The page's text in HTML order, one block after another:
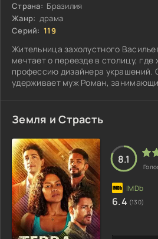
Страна: Бразилия
Жанр: драма
Серий: 119
Жительница захолустного
мечтает о переезде в столицу, где
профессию дизайнера украшений.
удерживает муж Роман,
весьма опасным людям...
Земля и Страсть
8.1
6.4 (130)